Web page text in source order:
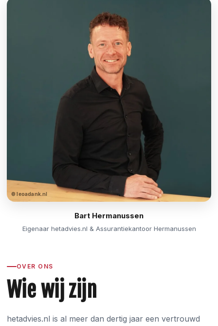
© leoadank.nl
Bart Hermanussen
Eigenaar hetadvies.nl & Assurantiekantoor Hermanussen
OVER ONS
Wie wij zijn
hetadvies.nl is al meer dan dertig jaar een vertrouwd